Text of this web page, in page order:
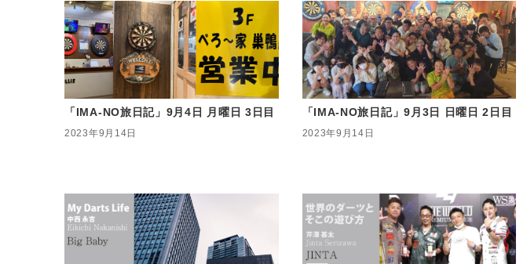
「IMA-NO旅日記」9月4日 月曜日 3日目
2023年9月14日
「IMA-NO旅日記」9月3日 日曜日 2日目
2023年9月14日